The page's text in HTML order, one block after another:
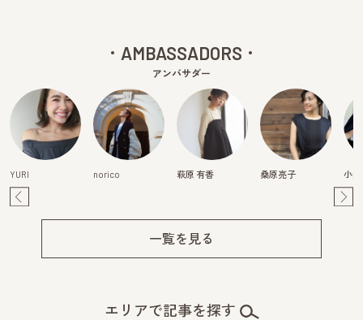
AMBASSADORS
アンバサダー
YURI norico 萩原 有香 桑原亮子 小
一覧を見る
エリアで記事を探す